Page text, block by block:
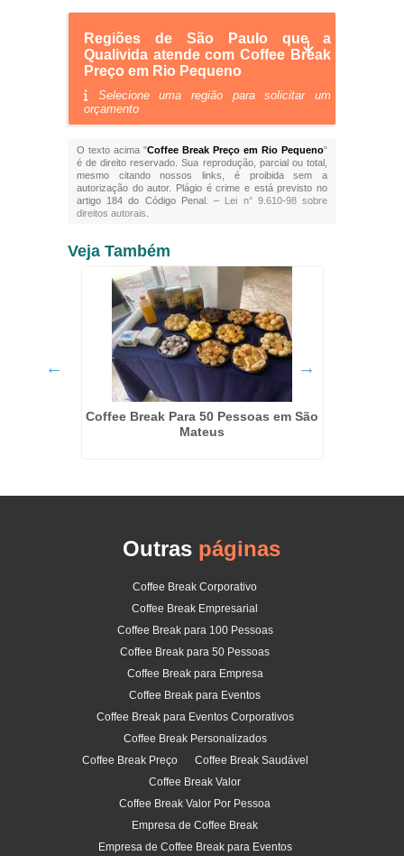
Regiões de São Paulo que a
Qualivida atende com Coffee Break
Preço em Rio Pequeno
Selecione uma região para solicitar um
orçamento
O texto acima "Coffee Break Preço em Rio Pequeno"
é de direito reservado. Sua reprodução, parcial ou total,
mesmo citando nossos links, é proibida sem a
autorização do autor. Plágio é crime e está previsto no
artigo 184 do Código Penal. – Lei n° 9.610-98 sobre
direitos autorais
Veja Também
Coffee Break Para 50 Pessoas em São
Mateus
Outras páginas
Coffee Break Corporativo
Coffee Break Empresarial
Coffee Break para 100 Pessoas
Coffee Break para 50 Pessoas
Coffee Break para Empresa
Coffee Break para Eventos
Coffee Break para Eventos Corporativos
Coffee Break Personalizados
Coffee Break Preço
Coffee Break Saudável
Coffee Break Valor
Coffee Break Valor Por Pessoa
Empresa de Coffee Break
Empresa de Coffee Break para Eventos